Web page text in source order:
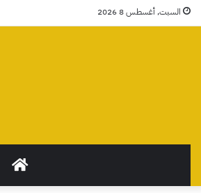
السبت, أغسطس 8 2026